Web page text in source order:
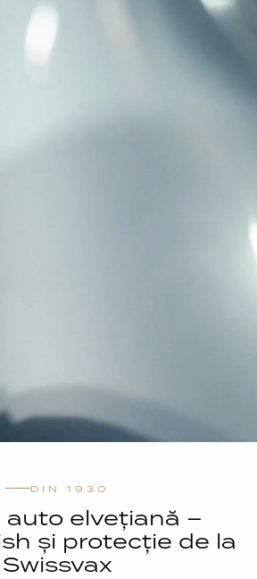
DIN 1930
auto elvețiană –
și protecție de la
Swissvax